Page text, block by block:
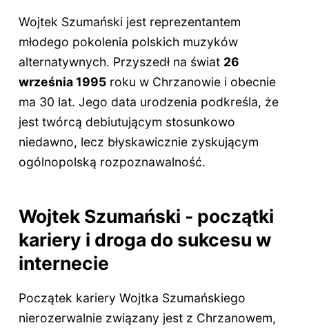
Wojtek Szumański jest reprezentantem
młodego pokolenia polskich muzyków
alternatywnych. Przyszedł na świat 26
września 1995roku w Chrzanowie i obecnie
ma 30 lat. Jego data urodzenia podkreśla, że
jest twórcą debiutującym stosunkowo
niedawno, lecz błyskawicznie zyskującym
ogólnopolską rozpoznawalność.
Wojtek Szumański - początki
kariery i droga do sukcesu w
internecie
Początek kariery Wojtka Szumańskiego
nierozerwalnie związany jest z Chrzanowem,